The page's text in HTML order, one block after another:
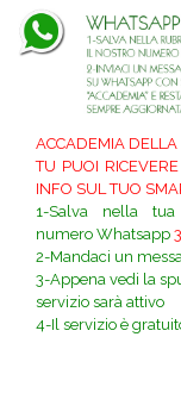
ACCADEMIA
TU PUOI
INFO SUL TUO
1-Salva nella
numero Whatsapp
2-Mandaci un
3-Appena vedi la
servizio sarà attivo
4-Il servizio è